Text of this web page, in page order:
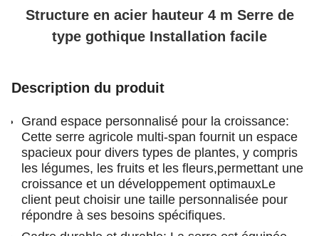
Structure en acier hauteur 4 m Serre de
type gothique Installation facile
Description du produit
Grand espace personnalisé pour la croissance:
Cette serre agricole multi-span fournit un espace
spacieux pour divers types de plantes, y compris
les légumes, les fruits et les fleurs,permettant une
croissance et un développement optimauxLe
client peut choisir une taille personnalisée pour
répondre à ses besoins spécifiques.